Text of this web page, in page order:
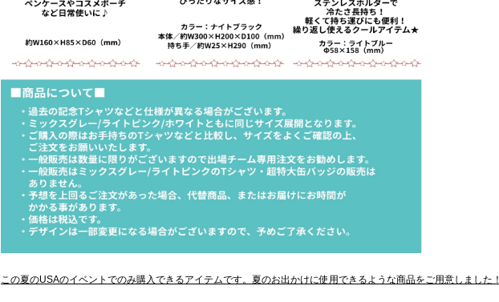
この夏のUSAのイベントでのみ購入できるアイテムです。夏のお出かけに使用できるような商品をご用意しました！